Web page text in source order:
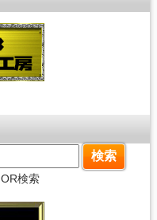
OR検索